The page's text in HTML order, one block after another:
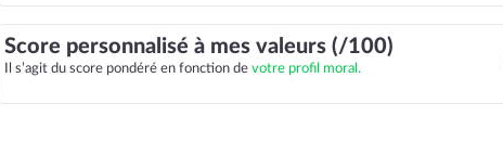
Score personnalisé à mes valeurs (/100)
Il s’agit du score pondéré en fonction de votre profil moral.